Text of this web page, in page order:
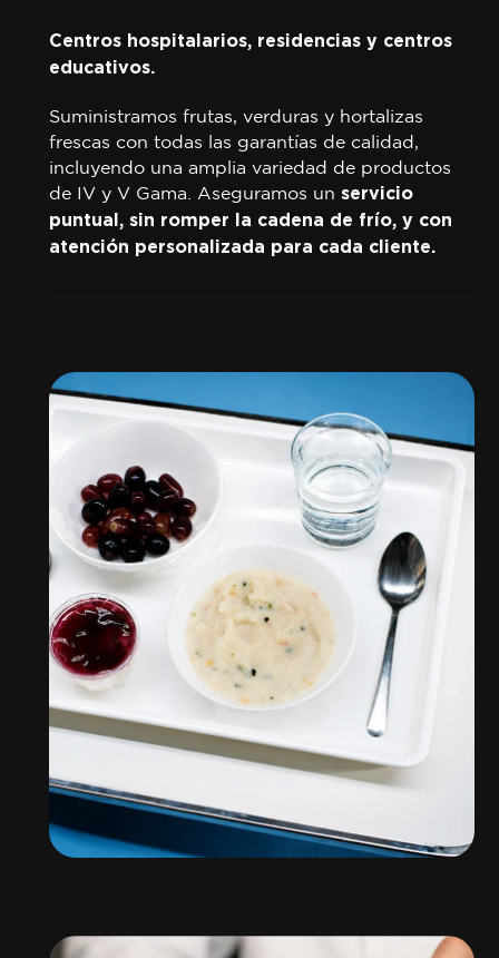
Centros hospitalarios, residencias y centros
educativos.
Suministramos frutas, verduras y hortalizas
frescas con todas las garantías de calidad,
incluyendo una amplia variedad de productos
de IV y V Gama. Aseguramos un servicio
puntual, sin romper la cadena de frío, y con
atención personalizada para cada cliente.